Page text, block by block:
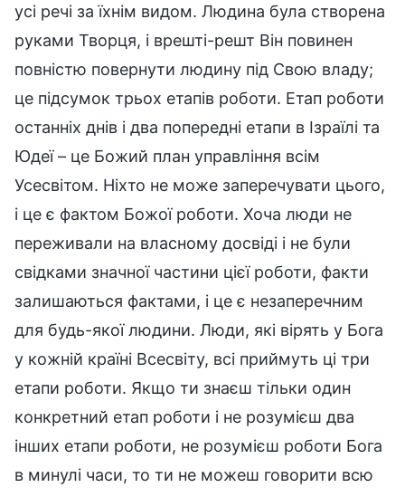
усі речі за їхнім видом. Людина була створена
руками Творця, і врешті-решт Він повинен
повністю повернути людину під Свою владу;
це підсумок трьох етапів роботи. Етап роботи
останніх днів і два попередні етапи в Ізраїлі та
Юдеї – це Божий план управління всім
Усесвітом. Ніхто не може заперечувати цього,
і це є фактом Божої роботи. Хоча люди не
переживали на власному досвіді і не були
свідками значної частини цієї роботи, факти
залишаються фактами, і це є незаперечним
для будь-якої людини. Люди, які вірять у Бога
у кожній країні Всесвіту, всі приймуть ці три
етапи роботи. Якщо ти знаєш тільки один
конкретний етап роботи і не розумієш два
інших етапи роботи, не розумієш роботи Бога
в минулі часи, то ти не можеш говорити всю